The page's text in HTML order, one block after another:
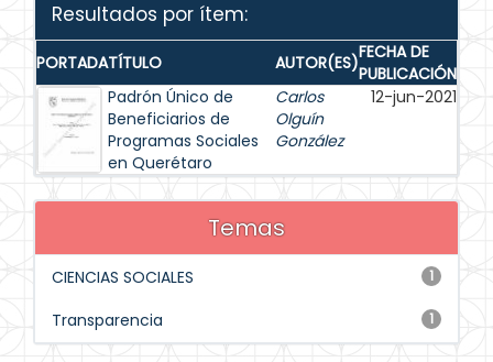
Resultados por ítem:
PORTADATÍTULO AUTOR(ES)FECHA DE
PUBLICACIÓN
Padrón Único de
Beneficiarios de
Programas Sociales
en Querétaro
Carlos
Olguín
González
12-jun-2021
Temas
1
CIENCIAS SOCIALES
1
Transparencia